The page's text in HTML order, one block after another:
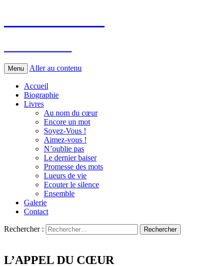
Menu Aller au contenu
Accueil
Biographie
Livres
Au nom du cœur
Encore un mot
Soyez-Vous !
Aimez-vous !
N’oublie pas
Le dernier baiser
Promesse des mots
Lueurs de vie
Ecouter le silence
Ensemble
Galerie
Contact
Rechercher :
L’APPEL DU CŒUR